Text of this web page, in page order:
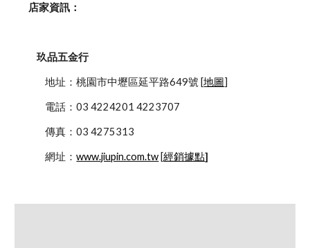
    店家資訊：
玖品五金行
            地址：桃園市中壢區延平路649號 [
地圖]
            電話：03 4224201 4223707
            傳真：03 4275313
            網址：
www.jiupin.com.tw [經銷據點]